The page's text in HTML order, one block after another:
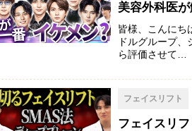
美容外科医
皆様、こんにち
ドルグループ
ら評価させて…
フェイスリフト
フェイスリ